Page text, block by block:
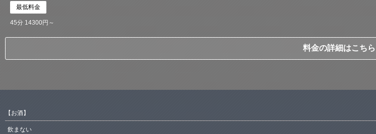
最低料金
45分 14300円～
料金の詳細はこちら
【お酒】
飲まない